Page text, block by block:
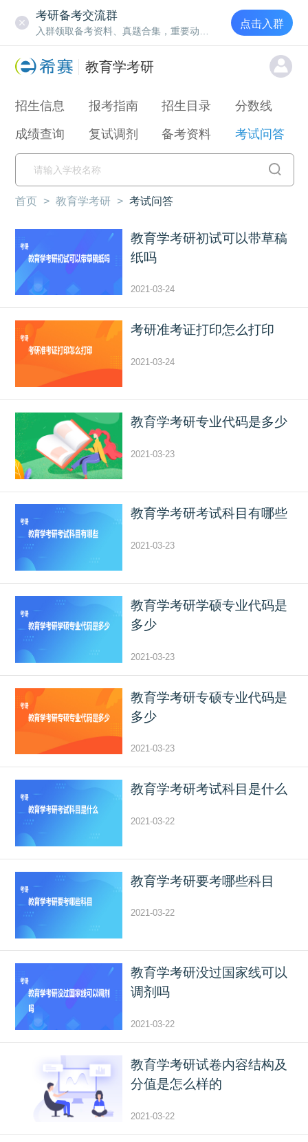
考研备考交流群
点击入群
教育学考研
招生信息 报考指南 招生目录 分数线
成绩查询 复试调剂 备考资料 考试问答
首页 > 教育学考研 > 考试问答
教育学考研初试可以带草稿
纸吗
2021-03-24
考研准考证打印怎么打印
2021-03-24
教育学考研专业代码是多少
2021-03-23
教育学考研考试科目有哪些
2021-03-23
教育学考研学硕专业代码是
多少
2021-03-23
教育学考研专硕专业代码是
多少
2021-03-23
教育学考研考试科目是什么
2021-03-22
教育学考研要考哪些科目
2021-03-22
教育学考研没过国家线可以
调剂吗
2021-03-22
教育学考研试卷内容结构及
分值是怎么样的
2021-03-22